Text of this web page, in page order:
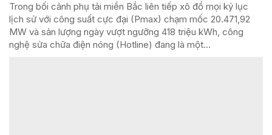
Trong bối cảnh phụ tải miền Bắc liên tiếp xô đổ mọi kỷ lục
lịch sử với công suất cực đại (Pmax) chạm mốc 20.471,92
MW và sản lượng ngày vượt ngưỡng 418 triệu kWh, công
nghệ sửa chữa điện nóng (Hotline) đang là một...